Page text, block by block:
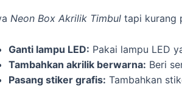
Neon Box Akrilik Timbul tapi kurang
Ganti lampu LED: Pakai lampu LED
Tambahkan akrilik berwarna: Beri
Pasang stiker grafis: Tambahkan